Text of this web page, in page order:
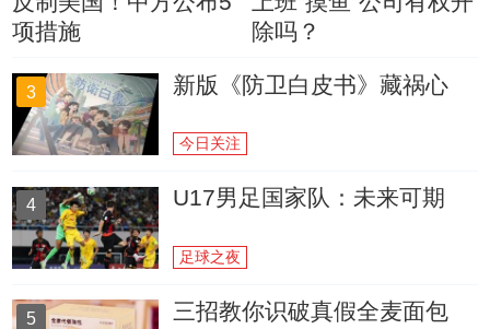
项措施
除吗？
3 新版《防卫白皮书》藏祸心
今日关注
4 U17男足国家队：未来可期
足球之夜
5 三招教你识破真假全麦面包